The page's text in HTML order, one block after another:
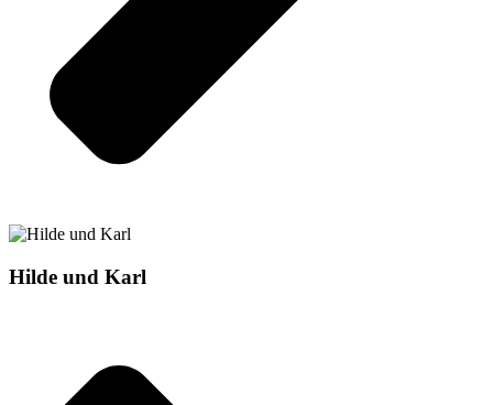
Hilde und Karl